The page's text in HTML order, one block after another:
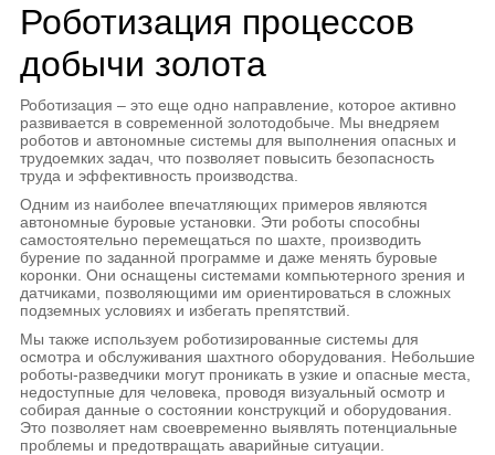
Роботизация процессов
добычи золота
Роботизация – это еще одно направление, которое активно
развивается в современной золотодобыче. Мы внедряем
роботов и автономные системы для выполнения опасных и
трудоемких задач, что позволяет повысить безопасность
труда и эффективность производства.
Одним из наиболее впечатляющих примеров являются
автономные буровые установки. Эти роботы способны
самостоятельно перемещаться по шахте, производить
бурение по заданной программе и даже менять буровые
коронки. Они оснащены системами компьютерного зрения и
датчиками, позволяющими им ориентироваться в сложных
подземных условиях и избегать препятствий.
Мы также используем роботизированные системы для
осмотра и обслуживания шахтного оборудования. Небольшие
роботы-разведчики могут проникать в узкие и опасные места,
недоступные для человека, проводя визуальный осмотр и
собирая данные о состоянии конструкций и оборудования.
Это позволяет нам своевременно выявлять потенциальные
проблемы и предотвращать аварийные ситуации.